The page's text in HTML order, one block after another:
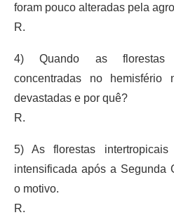
foram pouco alteradas pela
R.
4) Quando as florestas
concentradas no hemisfério
devastadas e por quê?
R.
5) As florestas
intensificada após a Segunda
o motivo.
R.